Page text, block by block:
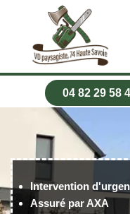
04 82 29 58
Intervention
Assuré par AXA